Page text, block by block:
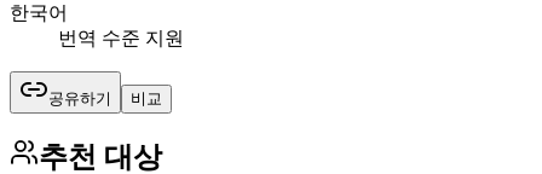
한국어
번역 수준 지원
공유하기 비교
추천 대상